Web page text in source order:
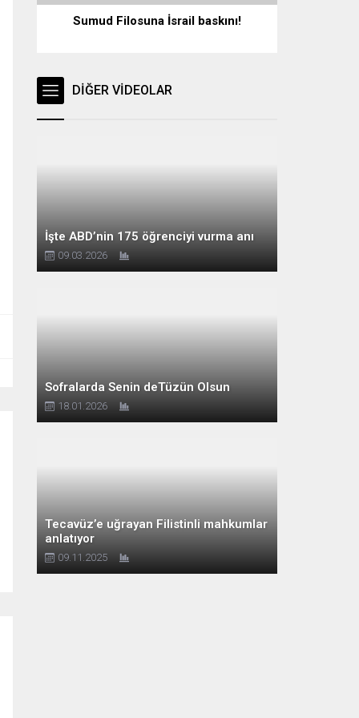
Sumud Filosuna İsrail baskını!
DİĞER VİDEOLAR
İşte ABD’nin 175 öğrenciyi vurma anı
09.03.2026
Sofralarda Senin deTüzün Olsun
18.01.2026
Tecavüz’e uğrayan Filistinli mahkumlar
anlatıyor
09.11.2025